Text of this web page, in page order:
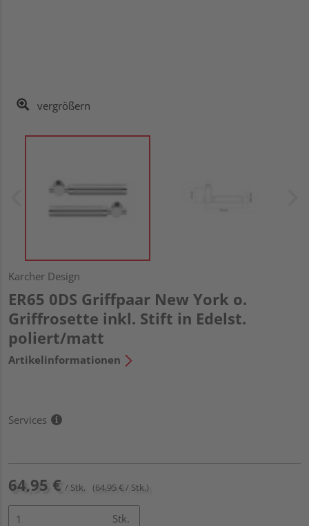
vergrößern
Karcher Design
ER65 0DS Griffpaar New York o.
Griffrosette inkl. Stift in Edelst.
poliert/matt
Artikelinformationen
Services
64,95 € / Stk. (64,95 € / Stk.)
Stk.